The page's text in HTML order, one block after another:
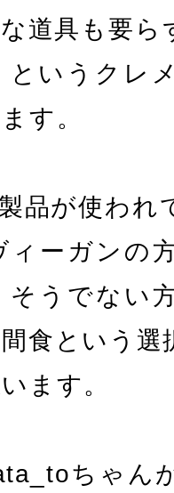
道具も要
というクレ
す。
品が使わ
ィーガンの
そうでない
食という
ます。
ちゃん